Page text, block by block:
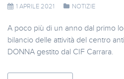
1 APRILE 2021 NOTIZIE
A poco più di un anno dal primo
bilancio delle attività del centro
DONNA gestito dal CIF Carrara.